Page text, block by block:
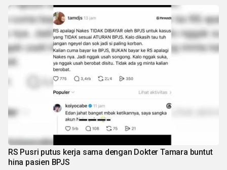
RS Pusri putus kerja sama dengan Dokter Tamara buntut
hina pasien BPJS